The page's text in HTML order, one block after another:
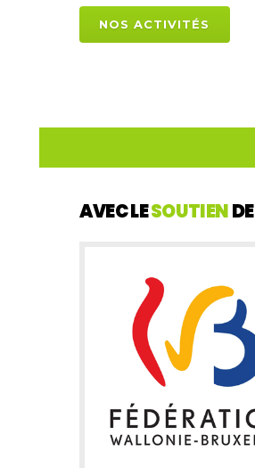
NOS ACTIVITÉS
AVEC LESOUTIENDE